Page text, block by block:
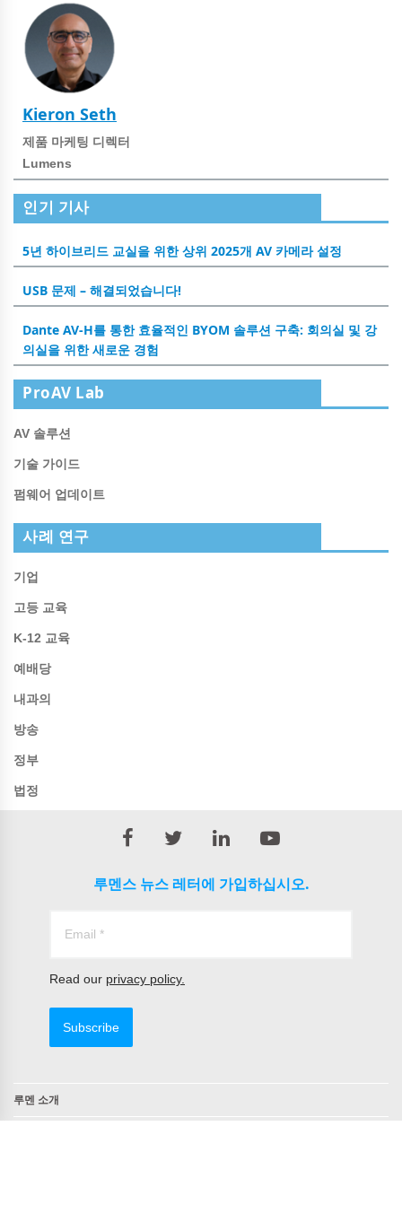
Kieron Seth
제품 마케팅 디렉터
Lumens
인기 기사
5년 하이브리드 교실을 위한 상위 2025개 AV 카메라 설정
USB 문제 – 해결되었습니다!
Dante AV-H를 통한 효율적인 BYOM 솔루션 구축: 회의실 및 강
의실을 위한 새로운 경험
ProAV Lab
AV 솔루션
기술 가이드
펌웨어 업데이트
사례 연구
기업
고등 교육
K-12 교육
예배당
내과의
방송
정부
법정
루멘스 뉴스 레터에 가입하십시오.
Read our privacy policy.
Subscribe
루멘 소개